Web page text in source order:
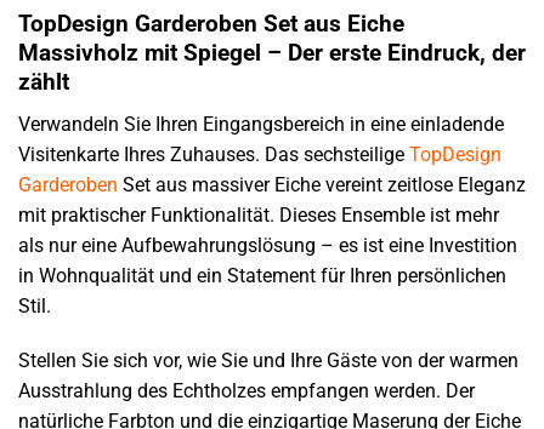
TopDesign Garderoben Set aus Eiche
Massivholz mit Spiegel – Der erste Eindruck, der
zählt
Verwandeln Sie Ihren Eingangsbereich in eine einladende
Visitenkarte Ihres Zuhauses. Das sechsteilige TopDesign
Garderoben Set aus massiver Eiche vereint zeitlose Eleganz
mit praktischer Funktionalität. Dieses Ensemble ist mehr
als nur eine Aufbewahrungslösung – es ist eine Investition
in Wohnqualität und ein Statement für Ihren persönlichen
Stil.
Stellen Sie sich vor, wie Sie und Ihre Gäste von der warmen
Ausstrahlung des Echtholzes empfangen werden. Der
natürliche Farbton und die einzigartige Maserung der Eiche